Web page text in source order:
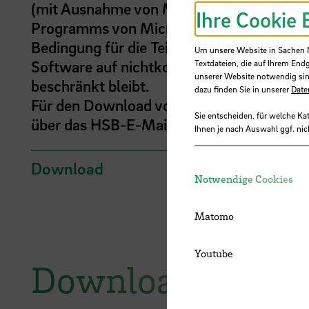
(mit Ausnahme von Microsoft Office) im
Programms von Microsoft kostenlos
Bedingung für die Teilnahme am "Azure
Software auf nichtkommerzielle Zwecke
beschränkt bleibt.
Für den Download von Software ist ein
über das HSB-E-Mail-Konto verifiziert
Download
Download
Ihre Cookie
Um unsere Website in
Textdateien, die auf Ihrem
unserer Website notwendig
dazu finden Sie in unserer
Sie entscheiden, für welche
Ihnen je nach Auswahl ggf.
Notwendige Cookies
Matomo
Youtube